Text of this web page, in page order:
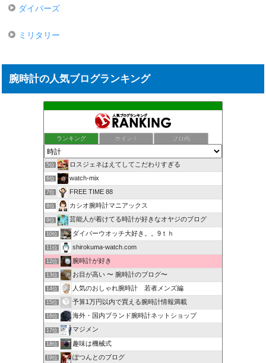
ダイバーズ
ミリタリー
腕時計の人気ブログランキング
ランキング ポイント ブロ画
5位 ロスジェネはえてしてこだわりすぎる
6位 watch-mix
7位 FREE TIME 88
8位 カシオ腕時計マニアックス
9位 芸能人が着けてる時計が好きなオヤジのブログ
10位 ダイバーウオッチ大好き。。9ｔｈ
11位 shirokuma-watch.com
12位 腕時計が好き
13位 お目が高い 〜 腕時計のブログ〜
14位 人気のおしゃれ腕時計 若者メンズ編
15位 予算1万円以内で買える腕時計情報満載
16位 海外・国内ブランド腕時計ネットショップ
17位 マジメン
18位 趣味は機械式
19位 ぽつんとのブログ